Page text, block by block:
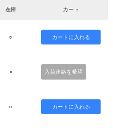
在庫 カート
○
× 入荷連絡を希望
○